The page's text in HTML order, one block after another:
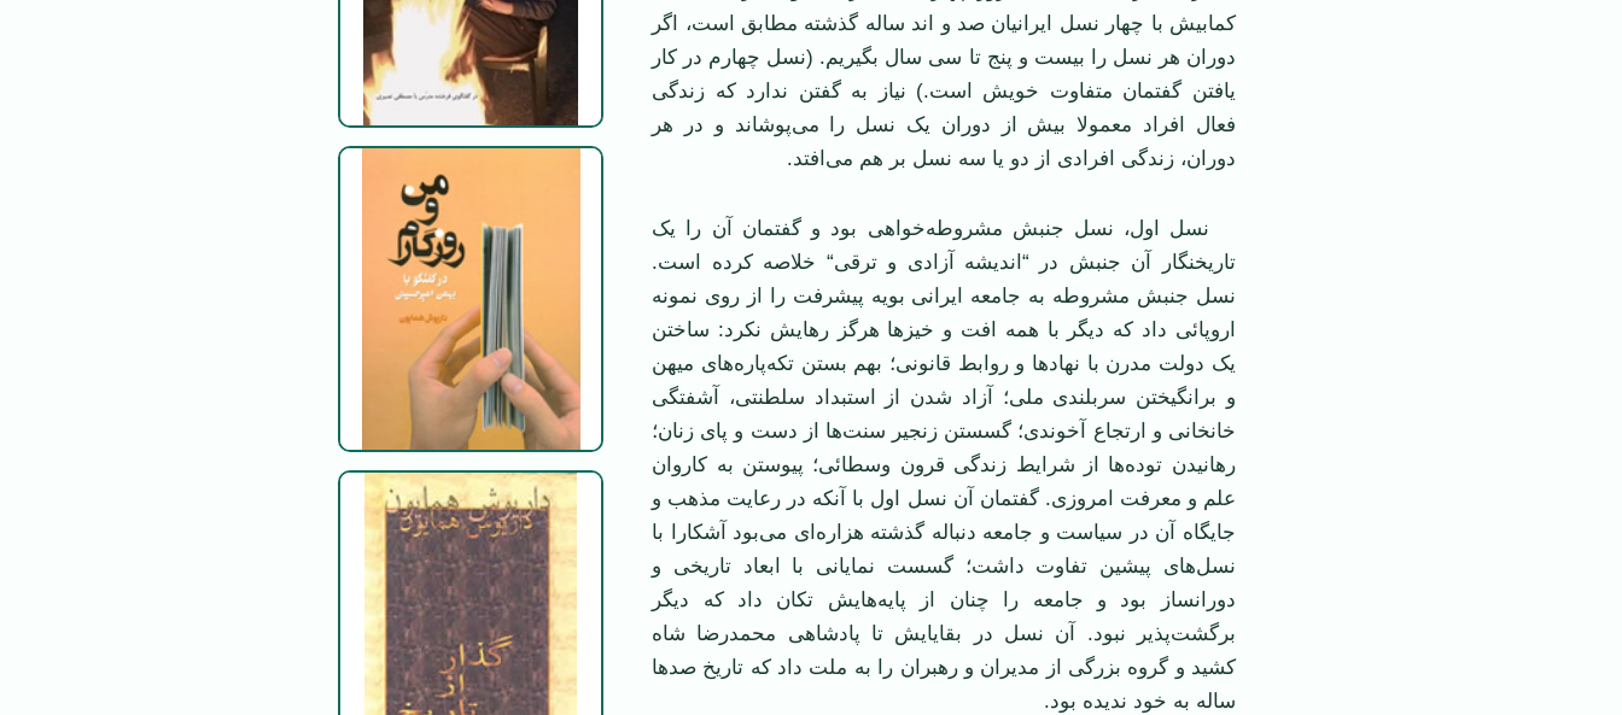
کمابیش با چهار نسل ایرانیان صد و اند ساله گذشته مطابق است، اگر
دوران هر نسل را بیست و پنج تا سی سال بگیریم. (نسل چهارم در کار
یافتن گفتمان متفاوت خویش است.) نیاز به گفتن ندارد که زندگی
فعال افراد معمولا بیش از دوران یک نسل را می‌پوشاند و در هر
دوران، زندگی افرادی از دو یا سه نسل بر هم می‌افتد.
نسل اول، نسل جنبش مشروطه‌خواهی بود و گفتمان آن را یک
تاریخنگار آن جنبش در “اندیشه آزادی و ترقی“ خلاصه کرده است.
نسل جنبش مشروطه به جامعه ایرانی بویه پیشرفت را از روی نمونه
اروپائی داد که دیگر با همه افت و خیزها هرگز رهایش نکرد: ساختن
یک دولت مدرن با نهادها و روابط قانونی؛ بهم بستن تکه‌پاره‌های میهن
و برانگیختن سربلندی ملی؛ آزاد شدن از استبداد سلطنتی، آشفتگی
خانخانی و ارتجاع آخوندی؛ گسستن زنجیر سنت‌ها از دست و پای زنان؛
رهانیدن توده‌ها از شرایط زندگی قرون وسطائی؛ پیوستن به کاروان
علم و معرفت امروزی. گفتمان آن نسل اول با آنکه در رعایت مذهب و
جایگاه آن در سیاست و جامعه دنباله گذشته هزاره‌ای می‌بود آشکارا با
نسل‌های پیشین تفاوت داشت؛ گسست نمایانی با ابعاد تاریخی و
دورانساز بود و جامعه را چنان از پایه‌هایش تکان داد که دیگر
برگشت‌پذیر نبود. آن نسل در بقایایش تا پادشاهی محمدرضا شاه
کشید و گروه بزرگی از مدیران و رهبران را به ملت داد که تاریخ صدها
ساله به خود ندیده بود.